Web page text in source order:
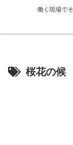
働く現場で
桜花の候